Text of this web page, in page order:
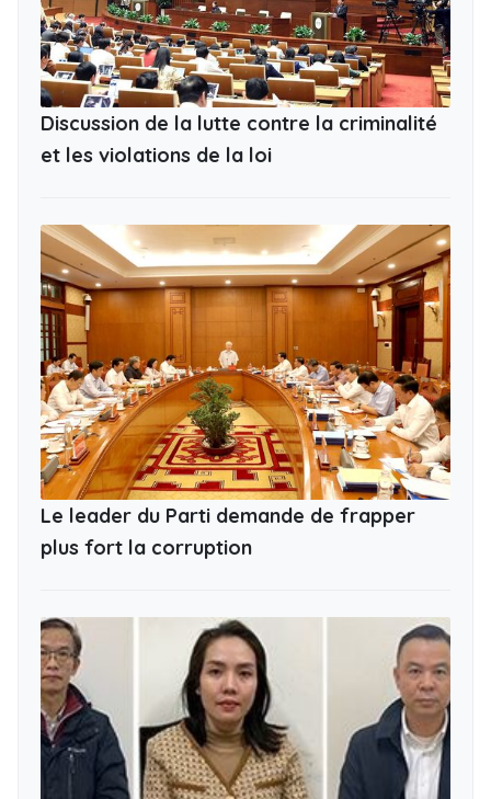
Discussion de la lutte contre la criminalité
et les violations de la loi
Le leader du Parti demande de frapper
plus fort la corruption